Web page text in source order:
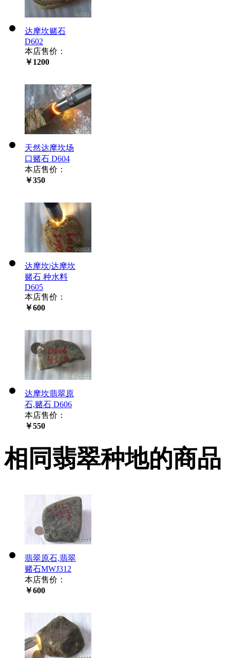
达摩坎赌石
D602
本店售价：
￥1200
天然达摩坎场
口赌石 D604
本店售价：
￥350
达摩坎|达摩坎
赌石 种水料
D605
本店售价：
￥600
达摩坎翡翠原
石,赌石 D606
本店售价：
￥550
相同翡翠种地的商品
翡翠原石,翡翠
赌石MWJ312
本店售价：
￥600